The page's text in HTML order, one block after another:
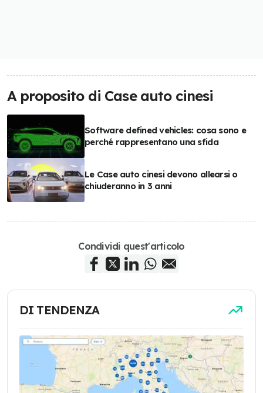
A proposito di Case auto cinesi
Software defined vehicles: cosa sono e
perché rappresentano una sfida
Le Case auto cinesi devono allearsi o
chiuderanno in 3 anni
Condividi quest'articolo
DI TENDENZA